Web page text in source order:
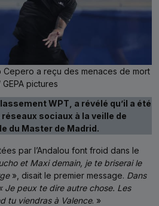
a reçu des menaces de mort
pictures
WPT, a révélé qu’il a été
sociaux à la veille de
du Master de Madrid.
par l’Andalou font froid dans le
et Maxi demain, je te briserai le
», disait le premier message. Dans
Je peux te dire autre chose. Les
tu viendras à Valence. »